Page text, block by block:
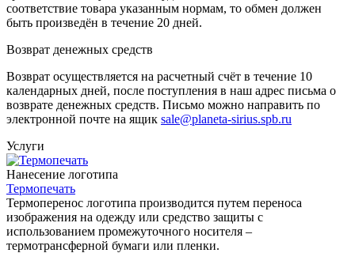
соответствие товара указанным нормам, то обмен должен
быть произведён в течение 20 дней.
Возврат денежных средств
Возврат осуществляется на расчетный счёт в течение 10
календарных дней, после поступления в наш адрес письма о
возврате денежных средств. Письмо можно направить по
электронной почте на ящик sale@planeta-sirius.spb.ru
Услуги
Нанесение логотипа
Термопечать
Термоперенос логотипа производится путем переноса
изображения на одежду или средство защиты с
использованием промежуточного носителя –
термотрансферной бумаги или пленки.